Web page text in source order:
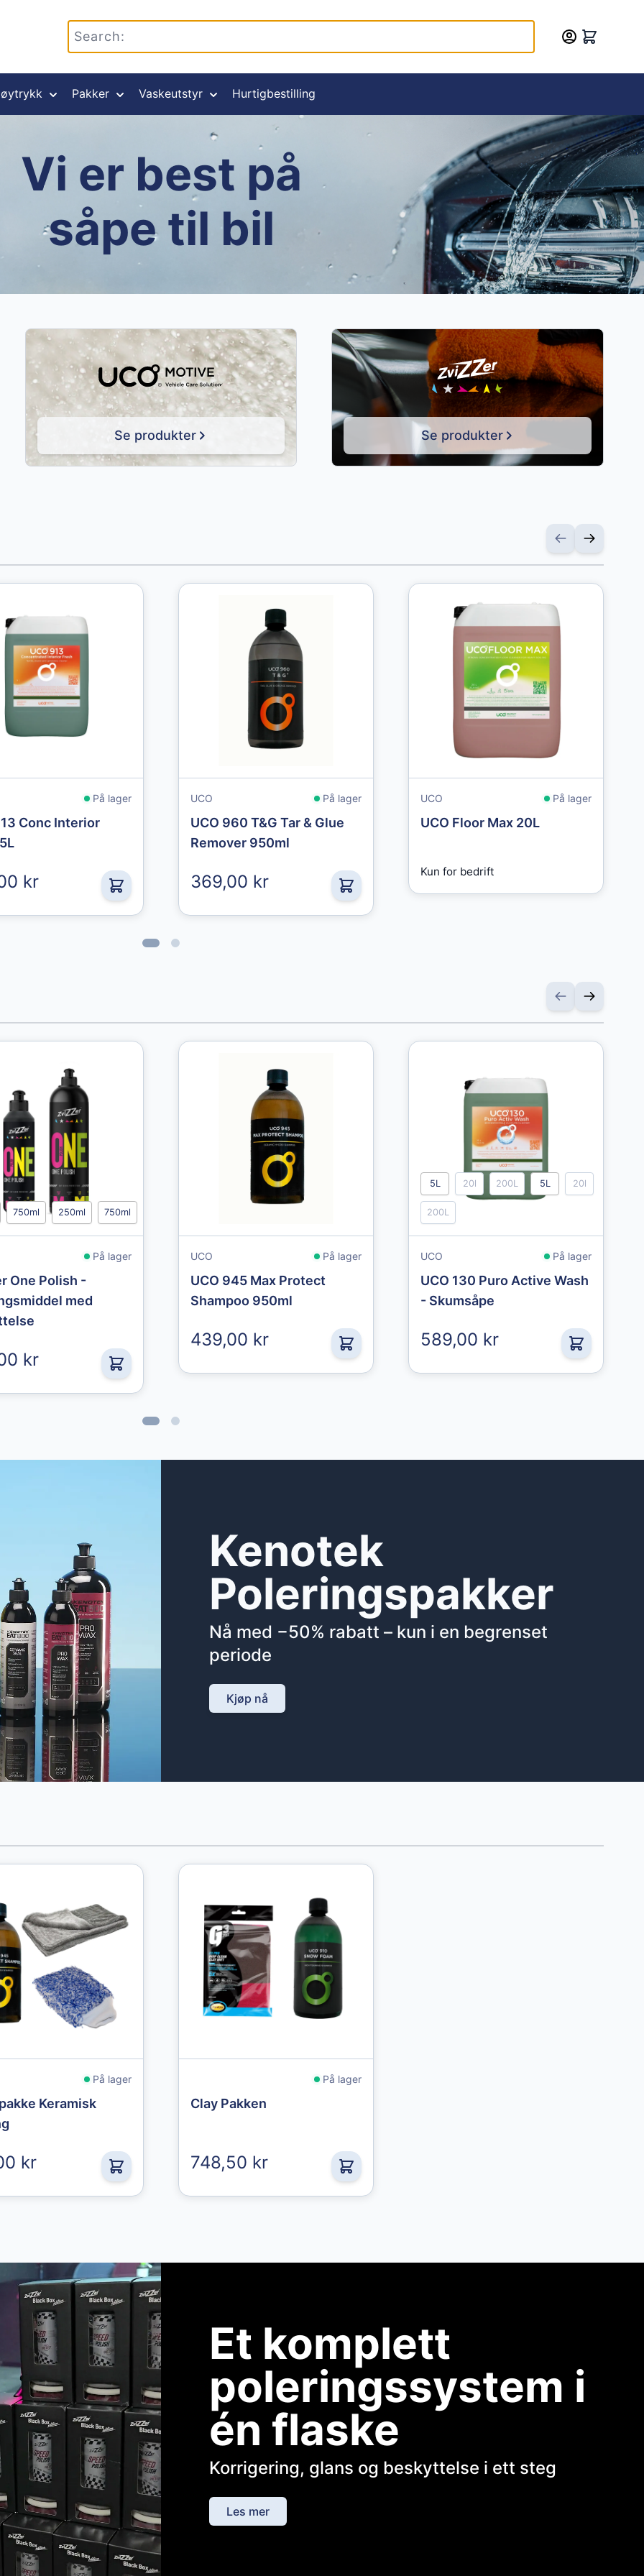
Pakker Vaskeutstyr Hurtigbestilling
Vi er best på
såpe til bil
Se produkter Se produkter
På lager
Conc Interior
kr
UCO På lager
UCO 960 T&G Tar & Glue
Remover 950ml
369,00 kr
UCO På lager
UCO Floor Max 20L
Kun for bedrift
750ml 250ml 750ml
På lager
One Polish -
med
kr
UCO På lager
UCO 945 Max Protect
Shampoo 950ml
439,00 kr
5L 20l 200L 5L 20l
200L
UCO På lager
UCO 130 Puro Active Wash
- Skumsåpe
589,00 kr
Kenotek
Poleringspakker
Nå med −50% rabatt – kun i en begrenset
periode
Kjøp nå
page På lager
Keramisk
depends on the options chosen on the product page
kr
På lager
Clay Pakken
The price depends on the options chosen on the product page
748,50 kr
Et komplett
poleringssystem i
én flaske
Korrigering, glans og beskyttelse i ett steg
Les mer